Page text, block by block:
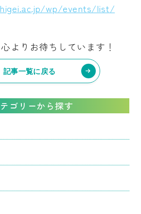
wp/events/list/
よりお待ちしています！
記事一覧に戻る
ゴリーから探す